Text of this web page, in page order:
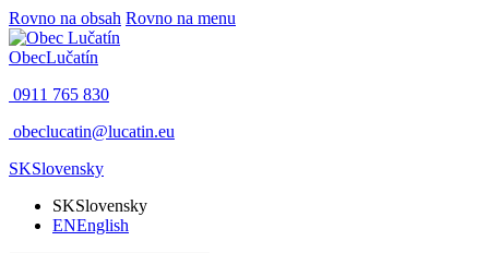
Rovno na obsah Rovno na menu
ObecLučatín
0911 765 830
obeclucatin@lucatin.eu
SKSlovensky
SKSlovensky
ENEnglish